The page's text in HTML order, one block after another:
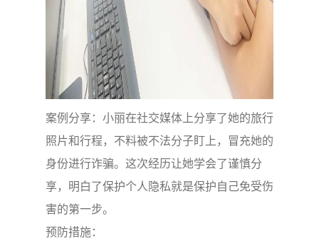
案例分享：小丽在社交媒体上分享了她的旅行
照片和行程，不料被不法分子盯上，冒充她的
身份进行诈骗。这次经历让她学会了谨慎分
享，明白了保护个人隐私就是保护自己免受伤
害的第一步。
预防措施：